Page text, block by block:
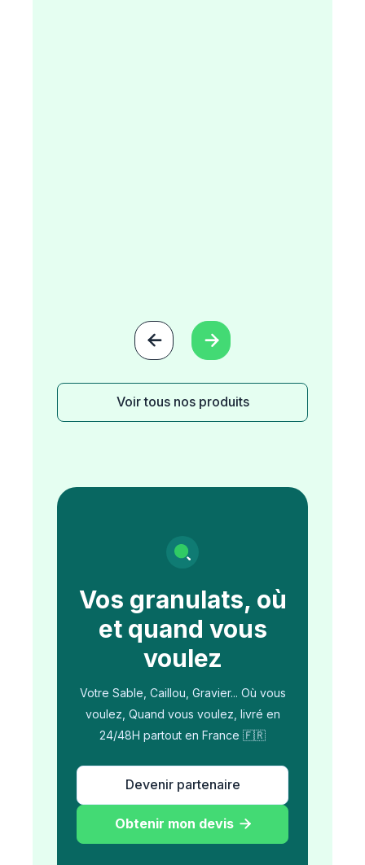
 
Voir tous nos produits
Vos granulats, où
et quand vous
voulez
Votre Sable, Caillou, Gravier... Où vous
voulez, Quand vous voulez, livré en
24/48H partout en France 🇫🇷
Devenir partenaire
Obtenir mon devis 